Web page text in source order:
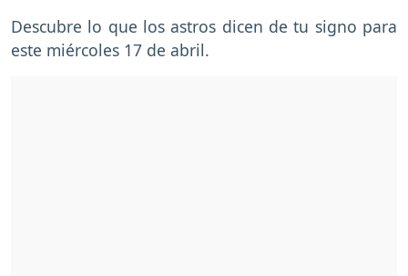
Descubre lo que los astros dicen de tu signo para
este miércoles 17 de abril.